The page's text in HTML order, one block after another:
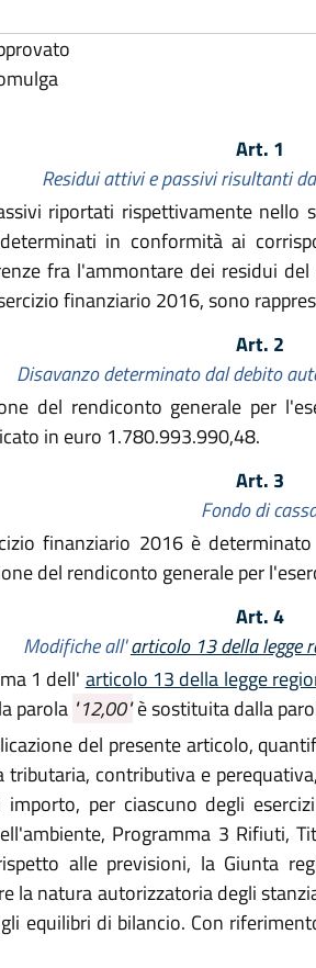
Art. 1
Residui attivi e passivi risultanti
riportati rispettivamente nello
in conformità ai
fra l'ammontare dei residui
finanziario 2016, sono
Art. 2
Disavanzo determinato dal debito
del rendiconto generale per
in euro 1.780.993.990,48.
Art. 3
Fondo di
finanziario 2016 è
del rendiconto generale per
Art. 4
Modifiche all'articolo 13 della legge
1 dell' articolo 13 della legge
parola "12,00"è sostituita dalla
del presente articolo,
contributiva e
per ciascuno degli
Programma 3 Rifiuti,
alle previsioni, la Giunta
la natura autorizzatoria degli
equilibri di bilancio. Con